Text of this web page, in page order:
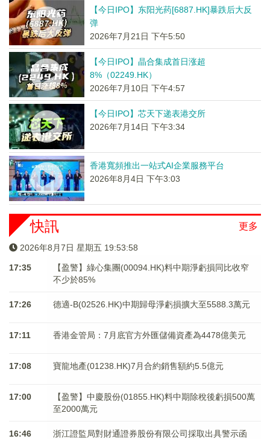
【今日IPO】东阳光药[6887.HK]暴跌后大反
弹
2026年7月21日 下午5:50
【今日IPO】晶合集成首日涨超
8%（02249.HK）
2026年7月10日 下午4:57
【今日IPO】芯天下递表港交所
2026年7月14日 下午3:34
香港寬頻推出一站式AI企業服務平台
2026年8月4日 下午3:03
更多
快訊
2026年8月7日 星期五 19:53:58
17:35
【盈警】綠心集團(00094.HK)料中期淨虧損同比收窄
不少於85%
17:26 德適-B(02526.HK)中期歸母淨虧損擴大至5588.3萬元
17:11 香港金管局：7月底官方外匯儲備資產為4478億美元
17:08 寶龍地產(01238.HK)7月合約銷售額約5.5億元
17:00
【盈警】中慶股份(01855.HK)料中期除稅後虧損500萬
至2000萬元
16:46
浙江證監局對財通證券股份有限公司採取出具警示函